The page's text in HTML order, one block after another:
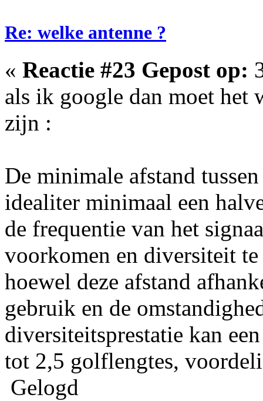
Re: welke antenne ?
« Reactie #23 Gepost op:
als ik google dan moet het
zijn :
De minimale afstand
idealiter minimaal een
de frequentie van het
voorkomen en diversiteit
hoewel deze afstand
gebruik en de
diversiteitsprestatie kan
tot 2,5 golflengtes,
Gelogd